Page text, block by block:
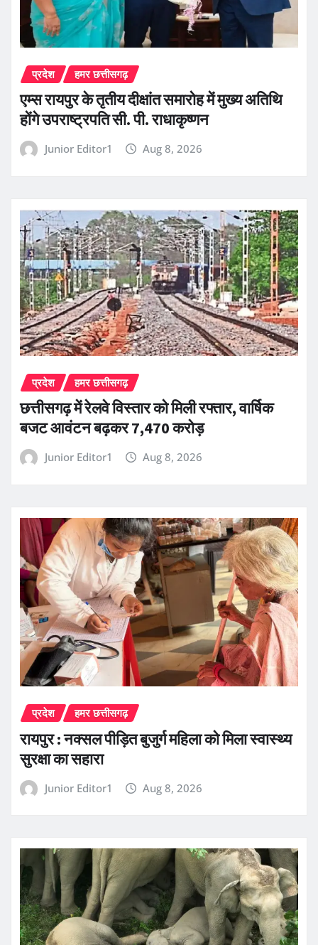
प्रदेश हमर छत्तीसगढ़
एम्स रायपुर के तृतीय दीक्षांत समारोह में मुख्य अतिथि
होंगे उपराष्ट्रपति सी. पी. राधाकृष्णन
Junior Editor1 Aug 8, 2026
प्रदेश हमर छत्तीसगढ़
छत्तीसगढ़ में रेलवे विस्तार को मिली रफ्तार, वार्षिक
बजट आवंटन बढ़कर 7,470 करोड़
Junior Editor1 Aug 8, 2026
प्रदेश हमर छत्तीसगढ़
रायपुर : नक्सल पीड़ित बुजुर्ग महिला को मिला स्वास्थ्य
सुरक्षा का सहारा
Junior Editor1 Aug 8, 2026